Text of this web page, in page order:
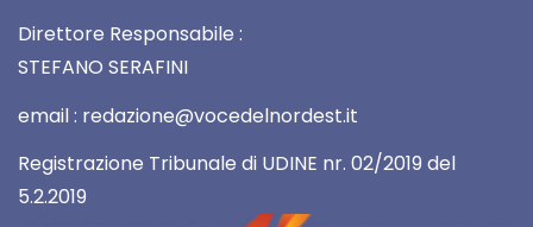
Direttore Responsabile :
STEFANO SERAFINI
email : redazione@vocedelnordest.it
Registrazione Tribunale di UDINE nr. 02/2019 del
5.2.2019